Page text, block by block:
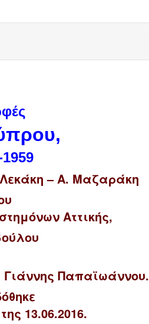
– Α. Μαζαράκη
Αττικής,
Γιάννης Παπαϊωάννου.
13.06.2016.